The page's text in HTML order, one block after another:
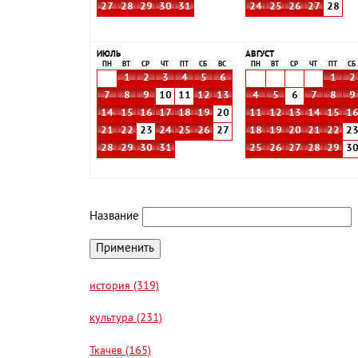
27
28 29 30 31
24
25 26 27 28
ИЮЛЬ
ПН ВТ СР ЧТ СБ ВС
1 2 3 4 5
6
7
8 9 10 11 12
13
14
15 16 17 18 19
20
21
22 23 24 25 26
27
28
29 30 31
АВГУСТ
ПН ВТ СР ЧТ СБ
1 2
4
5 6 7 8 9
11
12 13 14 15 16
18
19 20 21 22 23
25
26 27 28 29 30
Название
история (319)
культура (231)
Ткачев (165)